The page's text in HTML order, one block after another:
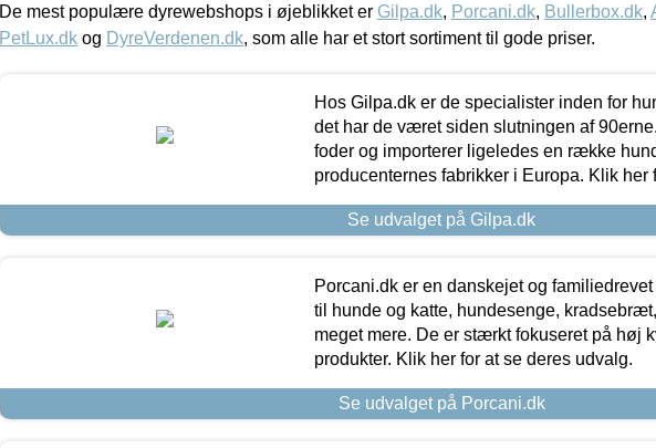
De mest populære dyrewebshops i øjeblikket er Gilpa.dk, Porcani.dk, Bullerbox.dk,
PetLux.dk og DyreVerdenen.dk, som alle har et stort sortiment til gode priser.
Hos Gilpa.dk er de specialister inden for
det har de været siden slutningen af
foder og importerer ligeledes en række
producenternes fabrikker i Europa. Klik her
Se udvalget på Gilpa.dk
Porcani.dk er en danskejet og
til hunde og katte, hundesenge,
meget mere. De er stærkt fokuseret på høj
produkter. Klik her for at se deres udvalg.
Se udvalget på Porcani.dk